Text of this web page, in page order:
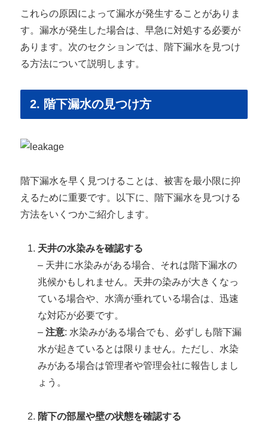
これらの原因によって漏水が発生することがありま
す。漏水が発生した場合は、早急に対処する必要が
あります。次のセクションでは、階下漏水を見つけ
る方法について説明します。
2. 階下漏水の見つけ方
階下漏水を早く見つけることは、被害を最小限に抑
えるために重要です。以下に、階下漏水を見つける
方法をいくつかご紹介します。
天井の水染みを確認する
– 天井に水染みがある場合、それは階下漏水の
兆候かもしれません。天井の染みが大きくなっ
ている場合や、水滴が垂れている場合は、迅速
な対応が必要です。
– 注意: 水染みがある場合でも、必ずしも階下漏
水が起きているとは限りません。ただし、水染
みがある場合は管理者や管理会社に報告しまし
ょう。
階下の部屋や壁の状態を確認する